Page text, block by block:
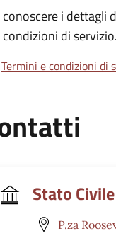
conoscere i dettagli
condizioni di servizio.
Termini e condizioni di
Stato Civile
P.za